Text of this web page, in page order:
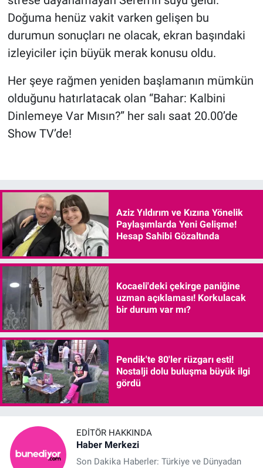
Doğuma henüz vakit varken gelişen bu
durumun sonuçları ne olacak, ekran başındaki
izleyiciler için büyük merak konusu oldu.
Her şeye rağmen yeniden başlamanın mümkün
olduğunu hatırlatacak olan “Bahar: Kalbini
Dinlemeye Var Mısın?” her salı saat 20.00’de
Show TV’de!
Aziz Yıldırım ve Kızına Yönelik
Paylaşımlarda Yeni Gelişme!
Hesap Sahibi Gözaltında
Kocaeli'deki çekirge paniğine
uzman açıklaması! Korkulacak
bir durum var mı?
Pendik'te 80'ler rüzgarı esti!
Nostalji dolu buluşma büyük ilgi
gördü
EDITÖR HAKKINDA
Haber Merkezi
Son Dakika Haberler: Türkiye ve Dünyadan